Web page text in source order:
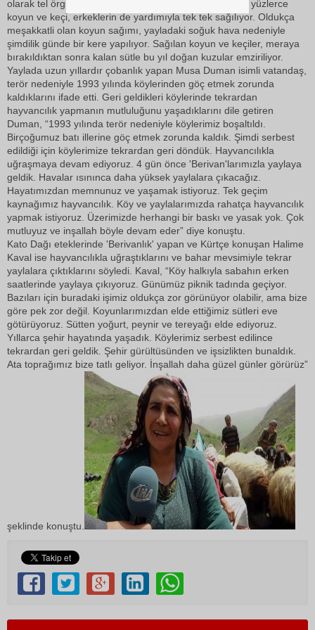
olarak tel örgülerle oluşturulan koridorda sıraya dizilen yüzlerce
koyun ve keçi, erkeklerin de yardımıyla tek tek sağılıyor. Oldukça
meşakkatli olan koyun sağımı, yayladaki soğuk hava nedeniyle
şimdilik günde bir kere yapılıyor. Sağılan koyun ve keçiler, meraya
bırakıldıktan sonra kalan sütle bu yıl doğan kuzular emziriliyor.
Yaylada uzun yıllardır çobanlık yapan Musa Duman isimli vatandaş,
terör nedeniyle 1993 yılında köylerinden göç etmek zorunda
kaldıklarını ifade etti. Geri geldikleri köylerinde tekrardan
hayvancılık yapmanın mutluluğunu yaşadıklarını dile getiren
Duman, “1993 yılında terör nedeniyle köylerimiz boşaltıldı.
Birçoğumuz batı illerine göç etmek zorunda kaldık. Şimdi serbest
edildiği için köylerimize tekrardan geri döndük. Hayvancılıkla
uğraşmaya devam ediyoruz. 4 gün önce 'Berivan'larımızla yaylaya
geldik. Havalar ısınınca daha yüksek yaylalara çıkacağız.
Hayatımızdan memnunuz ve yaşamak istiyoruz. Tek geçim
kaynağımız hayvancılık. Köy ve yaylalarımızda rahatça hayvancılık
yapmak istiyoruz. Üzerimizde herhangi bir baskı ve yasak yok. Çok
mutluyuz ve inşallah böyle devam eder” diye konuştu.
Kato Dağı eteklerinde 'Berivanlık' yapan ve Kürtçe konuşan Halime
Kaval ise hayvancılıkla uğraştıklarını ve bahar mevsimiyle tekrar
yaylalara çıktıklarını söyledi. Kaval, “Köy halkıyla sabahın erken
saatlerinde yaylaya çıkıyoruz. Günümüz piknik tadında geçiyor.
Bazıları için buradaki işimiz oldukça zor görünüyor olabilir, ama bize
göre pek zor değil. Koyunlarımızdan elde ettiğimiz sütleri eve
götürüyoruz. Sütten yoğurt, peynir ve tereyağı elde ediyoruz.
Yıllarca şehir hayatında yaşadık. Köylerimiz serbest edilince
tekrardan geri geldik. Şehir gürültüsünden ve işsizlikten bunaldık.
Ata toprağımız bize tatlı geliyor. İnşallah daha güzel günler görürüz”
şeklinde konuştu.